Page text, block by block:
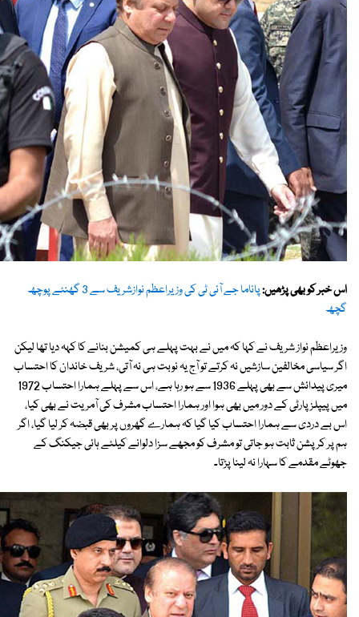
اس خبر کو بھی پڑھیں:
پاناما جے آئی ٹی کی وزیراعظم نوازشریف سے 3 گھنٹے پوچھ
گچھ
وزیراعظم نواز شریف نے کہا کہ میں نے بہت پہلے ہی کمیشن بنانے کا کہہ دیا تھا لیکن
اگر سیاسی مخالفین سازشیں نہ کرتے تو آج یہ نوبت ہی نہ آتی، شریف خاندان کا احتساب
میری پیدائش سے بھی پہلے 1936 سے ہو رہا ہے، اس سے پہلے ہمارا احتساب 1972
میں پیپلز پارٹی کے دور میں بھی ہوا اور ہمارا احتساب مشرف کی آمریت نے بھی کیا،
اس بے دردی سے ہمارا احتساب کیا گیا کہ ہمارے گھروں پر بھی قبضہ کر لیا گیا، اگر
ہم پر کرپشن ثابت ہو جاتی تو مشرف کو مجھے سزا دلوانے کیلئے ہائی جیکنگ کے
جھوٹے مقدمے کا سہارا نہ لینا پڑتا۔